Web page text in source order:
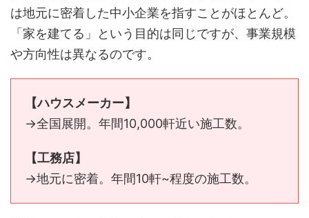
は地元に密着した中小企業を指すことがほとんど。
「家を建てる」という目的は同じですが、事業規模
や方向性は異なるのです。
【ハウスメーカー】
→全国展開。年間10,000軒近い施工数。
【工務店】
→地元に密着。年間10軒~程度の施工数。